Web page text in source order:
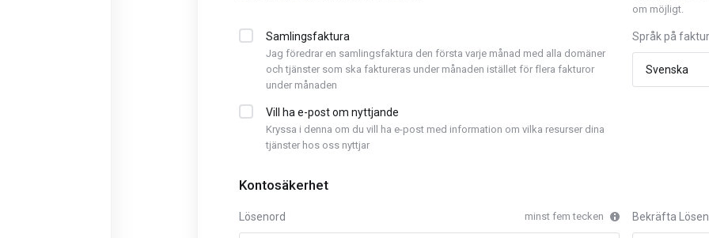
om möjligt.
Samlingsfaktura
Jag föredrar en samlingsfaktura den första varje månad med alla domäner
och tjänster som ska faktureras under månaden istället för flera fakturor
under månaden
Språk på
Vill ha e-post om nyttjande
Kryssa i denna om du vill ha e-post med information om vilka resurser dina
tjänster hos oss nyttjar
Kontosäkerhet
Lösenord minst fem tecken Bekräfta